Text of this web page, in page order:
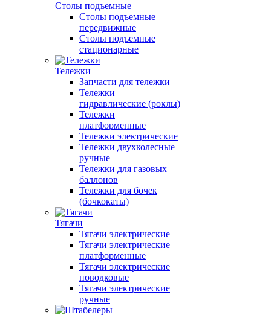
Столы подъемные
Столы подъемные
передвижные
Столы подъемные
стационарные
Тележки
Запчасти для тележки
Тележки
гидравлические (роклы)
Тележки
платформенные
Тележки электрические
Тележки двухколесные
ручные
Тележки для газовых
баллонов
Тележки для бочек
(бочкокаты)
Тягачи
Тягачи электрические
Тягачи электрические
платформенные
Тягачи электрические
поводковые
Тягачи электрические
ручные